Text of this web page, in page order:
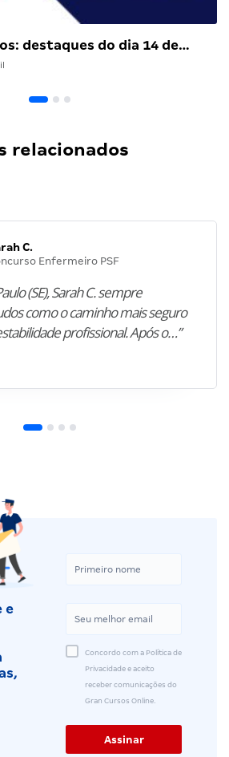
destaques do dia 14 de…
relacionados
C.
Enfermeiro PSF
(SE), Sarah C. sempre
como o caminho mais seguro
profissional. Após o…”
e
Concordo com a Política de
Privacidade e aceito
receber comunicações do
Gran Cursos Online.